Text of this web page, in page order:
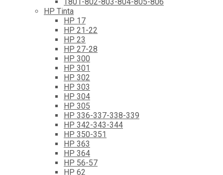
HP Tinta
HP 17
HP 21-22
HP 23
HP 27-28
HP 300
HP 301
HP 302
HP 303
HP 304
HP 305
HP 336-337-338-339
HP 342-343-344
HP 350-351
HP 363
HP 364
HP 56-57
HP 62